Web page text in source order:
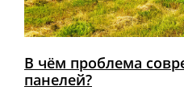
В чём проблема
панелей?